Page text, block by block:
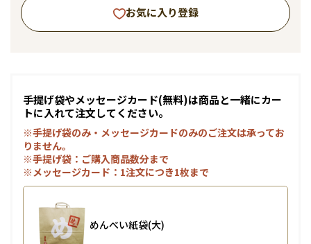
お気に入り登録
手提げ袋やメッセージカード(無料)は商品と一緒にカー
トに入れて注文してください。
※手提げ袋のみ・メッセージカードのみのご注文は承ってお
りません。
※手提げ袋：ご購入商品数分まで
※メッセージカード：1注文につき1枚まで
めんべい紙袋(大)